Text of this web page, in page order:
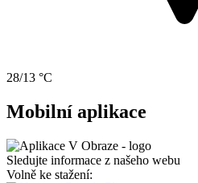
28/13 °C
Mobilní aplikace
Sledujte informace z našeho webu
Volně ke stažení: